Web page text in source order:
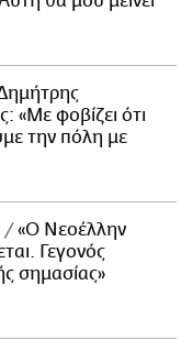
«Με φοβίζει ότι
την πόλη με
«Ο Νεοέλλην
Γεγονός
σημασίας»